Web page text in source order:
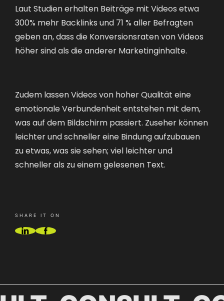
Laut Studien erhalten Beiträge mit Videos etwa
300% mehr Backlinks und 71 % aller Befragten
geben an, dass die Konversionsraten von Videos
höher sind als die anderer Marketinginhalte.
Zudem lassen Videos von hoher Qualität eine
emotionale Verbundenheit entstehen mit dem,
was auf dem Bildschirm passiert. Zuseher können
leichter und schneller eine Bindung aufzubauen
zu etwas, was sie sehen; viel leichter und
schneller als zu einem gelesenen Text.
SHARE IT ON